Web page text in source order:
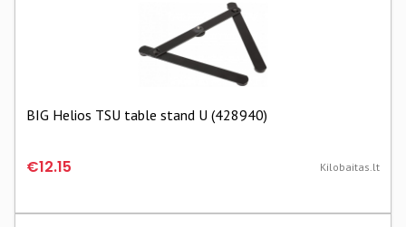
BIG Helios TSU table stand U (428940)
€12.15 Kilobaitas.lt